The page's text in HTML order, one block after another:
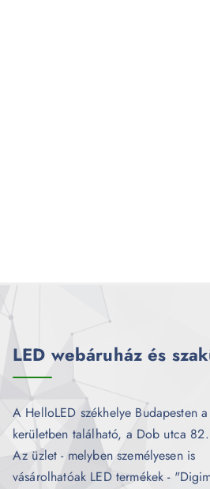
LED webáruház és
A HelloLED székhelye Budapesten
kerületben található, a Dob utca
Az üzlet - melyben személyesen is
vásárolhatóak LED termékek -